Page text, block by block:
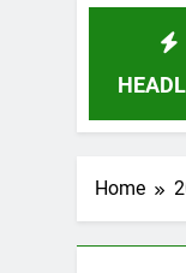
Pendidikan
Home